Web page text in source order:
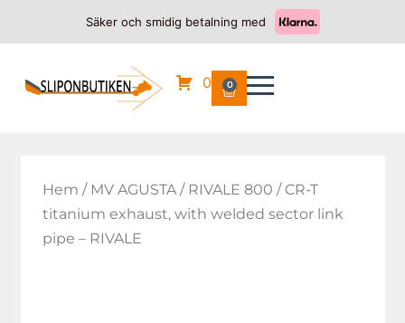
Säker och smidig betalning med
0 0
Hem / MV AGUSTA/ RIVALE 800 / CR-T
titanium exhaust, with welded sector link
pipe – RIVALE